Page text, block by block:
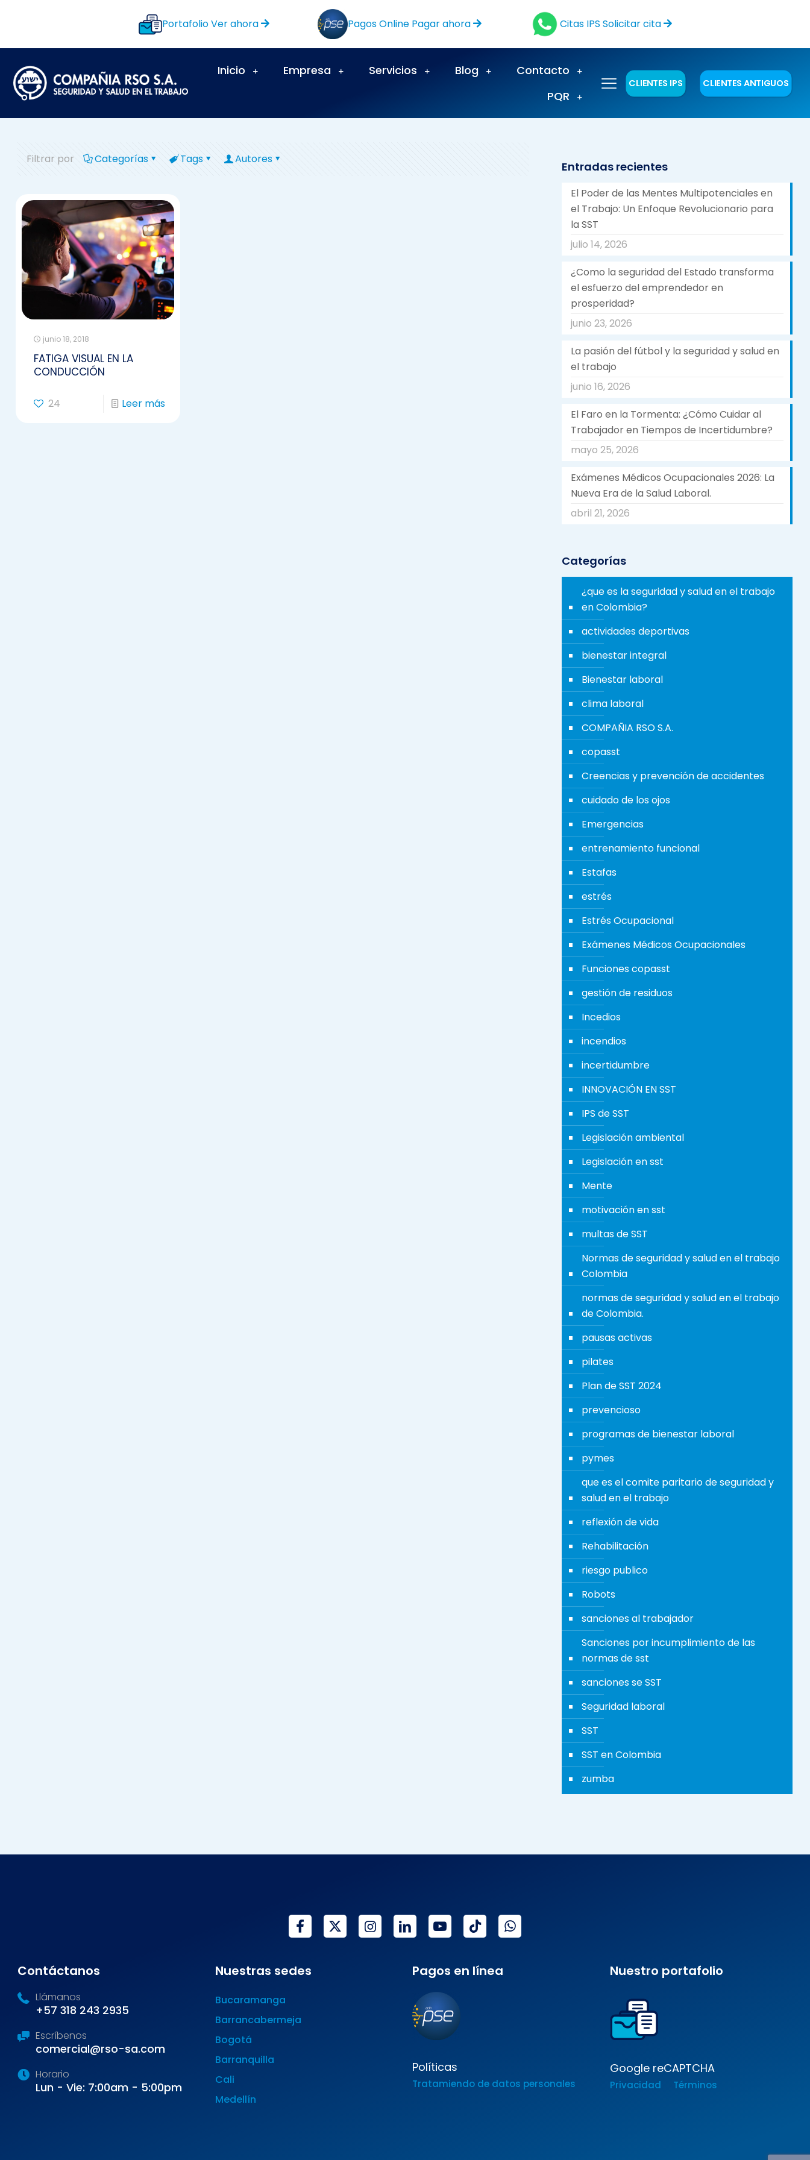
PortafolioVer ahora Pagos Online Pagar ahora Citas IPS Solicitar cita
Inicio Empresa Servicios Blog
Contacto
PQR
CLIENTES IPS CLIENTES ANTIGUOS
Filtrar por Categorías Tags Autores
junio 18, 2018
FATIGA VISUAL EN LA
CONDUCCIÓN
24 Leer más
Entradas recientes
El Poder de las Mentes Multipotenciales en
el Trabajo: Un Enfoque Revolucionario para
la SST
julio 14, 2026
¿Como la seguridad del Estado transforma
el esfuerzo del emprendedor en
prosperidad?
junio 23, 2026
La pasión del fútbol y la seguridad y salud en
el trabajo
junio 16, 2026
El Faro en la Tormenta: ¿Cómo Cuidar al
Trabajador en Tiempos de Incertidumbre?
mayo 25, 2026
Exámenes Médicos Ocupacionales 2026: La
Nueva Era de la Salud Laboral.
abril 21, 2026
Categorías
¿que es la seguridad y salud en el trabajo
en Colombia?
actividades deportivas
bienestar integral
Bienestar laboral
clima laboral
COMPAÑIA RSO S.A.
copasst
Creencias y prevención de accidentes
cuidado de los ojos
Emergencias
entrenamiento funcional
Estafas
estrés
Estrés Ocupacional
Exámenes Médicos Ocupacionales
Funciones copasst
gestión de residuos
Incedios
incendios
incertidumbre
INNOVACIÓN EN SST
IPS de SST
Legislación ambiental
Legislación en sst
Mente
motivación en sst
multas de SST
Normas de seguridad y salud en el trabajo
Colombia
normas de seguridad y salud en el trabajo
de Colombia.
pausas activas
pilates
Plan de SST 2024
prevencioso
programas de bienestar laboral
pymes
que es el comite paritario de seguridad y
salud en el trabajo
reflexión de vida
Rehabilitación
riesgo publico
Robots
sanciones al trabajador
Sanciones por incumplimiento de las
normas de sst
sanciones se SST
Seguridad laboral
SST
SST en Colombia
zumba
Contáctanos
Llámanos
+57 318 243 2935
Escríbenos
comercial@rso-sa.com
Horario
Lun - Vie: 7:00am - 5:00pm
Nuestras sedes
Bucaramanga
Barrancabermeja
Bogotá
Barranquilla
Cali
Medellín
Pagos en línea
Políticas
Tratamiendo de datos personales
Nuestro portafolio
Google reCAPTCHA
Privacidad Términos